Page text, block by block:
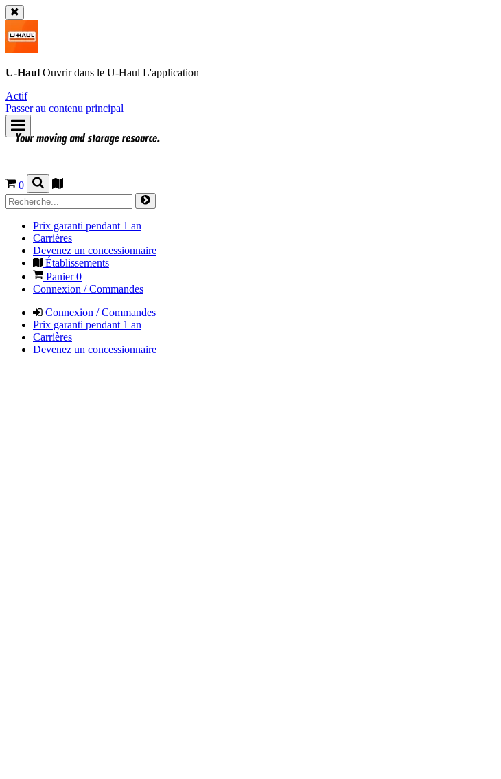
U-Haul Ouvrir dans le U-Haul L'application
Actif
Passer au contenu principal
0
Prix garanti pendant 1 an
Carrières
Devenez un concessionnaire
Établissements
Panier0
Connexion / Commandes
Connexion / Commandes
Prix garanti pendant 1 an
Carrières
Devenez un concessionnaire